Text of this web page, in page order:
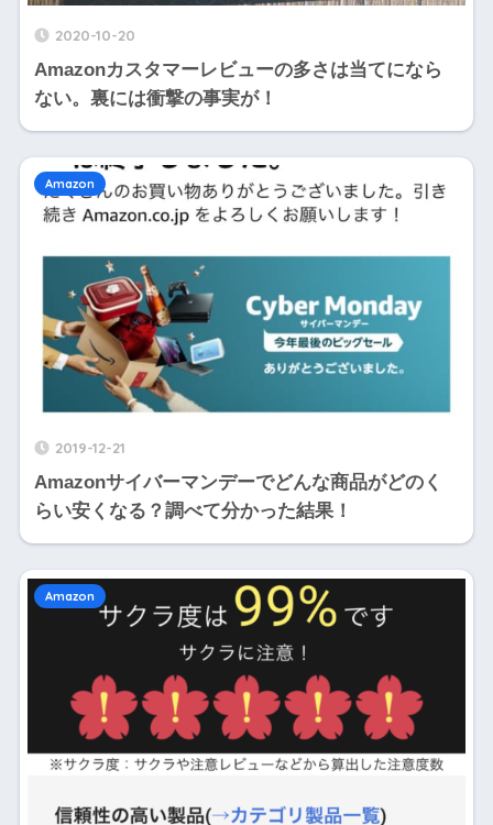
2020-10-20
Amazonカスタマーレビューの多さは当てになら
ない。裏には衝撃の事実が！
2019-12-21
Amazonサイバーマンデーでどんな商品がどのく
らい安くなる？調べて分かった結果！
Amazon
Amazon